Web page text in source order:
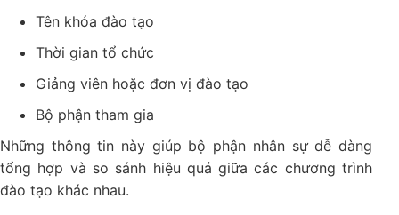
Tên khóa đào tạo
Thời gian tổ chức
Giảng viên hoặc đơn vị đào tạo
Bộ phận tham gia
Những thông tin này giúp bộ phận nhân sự dễ dàng
tổng hợp và so sánh hiệu quả giữa các chương trình
đào tạo khác nhau.